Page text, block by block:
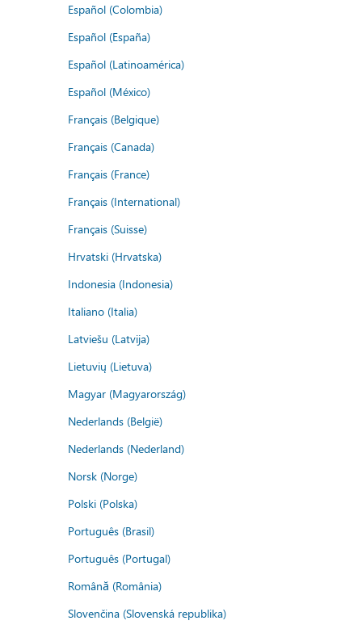
Español (Colombia)
Español (España)
Español (Latinoamérica)
Español (México)
Français (Belgique)
Français (Canada)
Français (France)
Français (International)
Français (Suisse)
Hrvatski (Hrvatska)
Indonesia (Indonesia)
Italiano (Italia)
Latviešu (Latvija)
Lietuvių (Lietuva)
Magyar (Magyarország)
Nederlands (België)
Nederlands (Nederland)
Norsk (Norge)
Polski (Polska)
Português (Brasil)
Português (Portugal)
Română (România)
Slovenčina (Slovenská republika)